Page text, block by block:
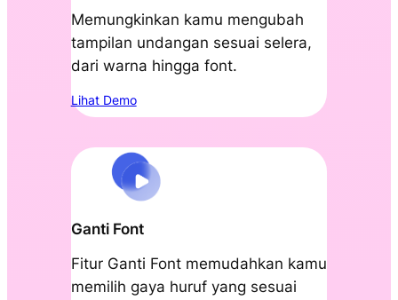
Memungkinkan kamu mengubah
tampilan undangan sesuai selera,
dari warna hingga font.
Lihat Demo
Ganti Font
Fitur Ganti Font memudahkan kamu
memilih gaya huruf yang sesuai